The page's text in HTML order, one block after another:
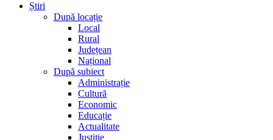
Știri
După locație
Local
Rural
Județean
Național
După subiect
Administrație
Cultură
Economic
Educație
Actualitate
Justiție